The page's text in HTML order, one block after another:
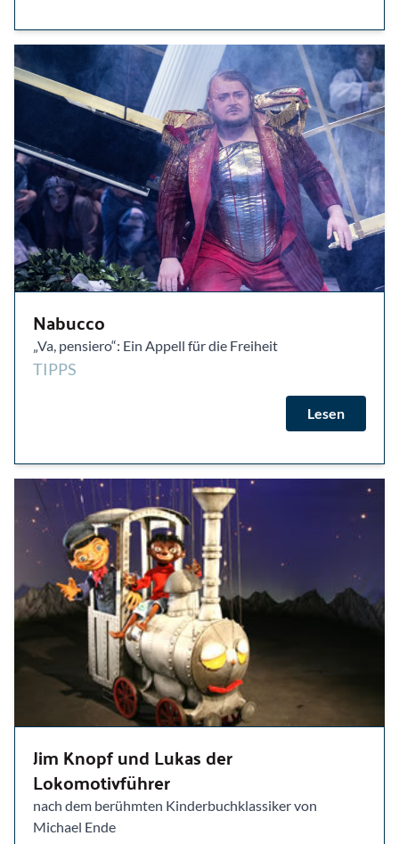
Nabucco
„Va, pensiero“: Ein Appell für die Freiheit
TIPPS
Lesen
Jim Knopf und Lukas der
Lokomotivführer
nach dem berühmten Kinderbuchklassiker von
Michael Ende